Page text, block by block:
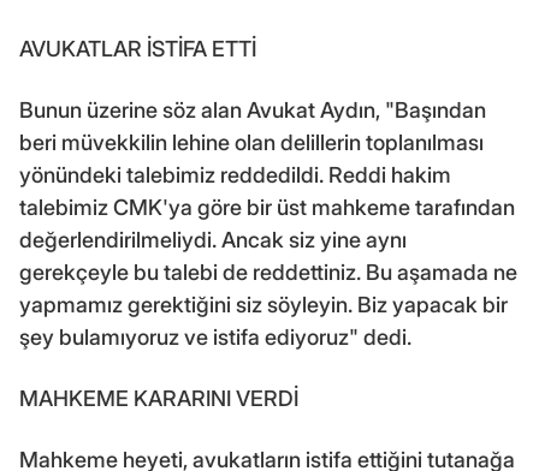
AVUKATLAR İSTİFA ETTİ
Bunun üzerine söz alan Avukat Aydın, "Başından
beri müvekkilin lehine olan delillerin toplanılması
yönündeki talebimiz reddedildi. Reddi hakim
talebimiz CMK'ya göre bir üst mahkeme tarafından
değerlendirilmeliydi. Ancak siz yine aynı
gerekçeyle bu talebi de reddettiniz. Bu aşamada ne
yapmamız gerektiğini siz söyleyin. Biz yapacak bir
şey bulamıyoruz ve istifa ediyoruz" dedi.
MAHKEME KARARINI VERDİ
Mahkeme heyeti, avukatların istifa ettiğini tutanağa